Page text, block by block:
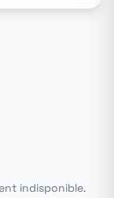
indisponible.